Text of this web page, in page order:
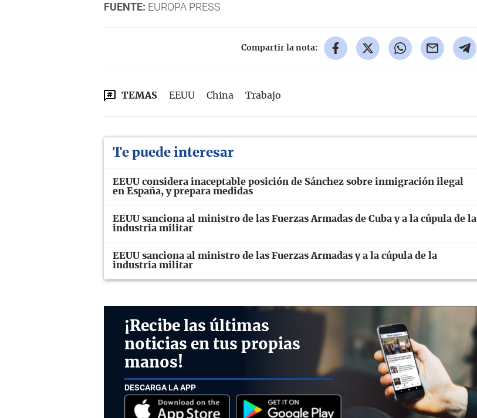
FUENTE: EUROPA PRESS
Compartir la nota:
TEMAS EEUU China Trabajo
Te puede interesar
EEUU considera inaceptable posición de Sánchez sobre inmigración ilegal
en España, y prepara medidas
EEUU sanciona al ministro de las Fuerzas Armadas de Cuba y a la cúpula de la
industria militar
EEUU sanciona al ministro de las Fuerzas Armadas y a la cúpula de la
industria militar
¡Recibe las últimas
noticias en tus propias
manos!
DESCARGA LA APP